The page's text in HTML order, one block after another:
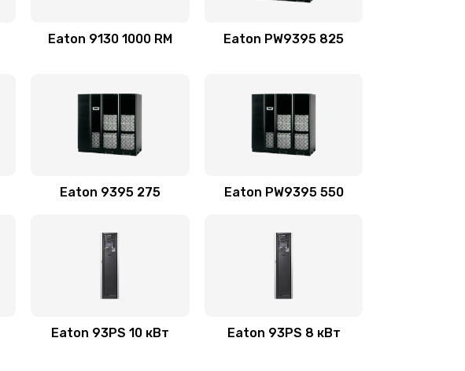
Eaton 9130 1000 RM Eaton PW9395 825
Eaton 9395 275 Eaton PW9395 550
Eaton 93PS 10 кВт Eaton 93PS 8 кВт